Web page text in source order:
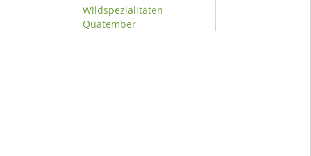
Wildspezialitäten
Quatember